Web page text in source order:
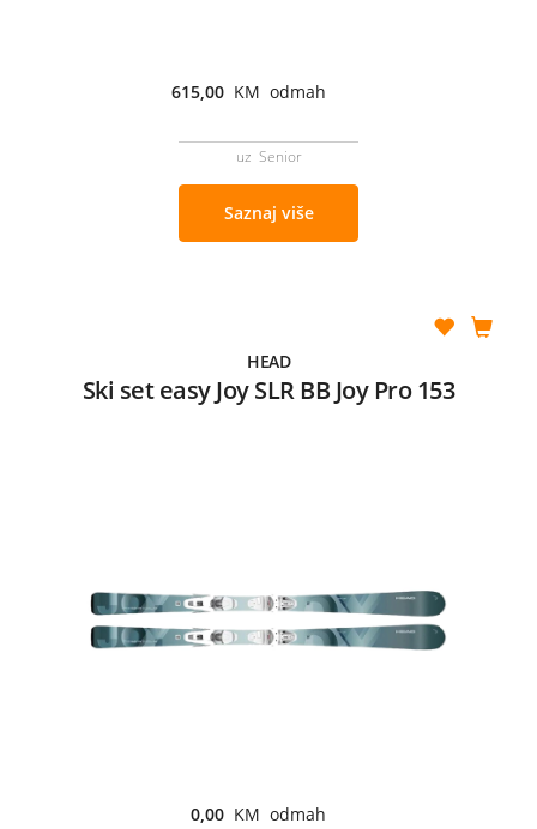
615,00 KM odmah
uz Senior
Saznaj više
HEAD
Ski set easy Joy SLR BB Joy Pro 153
0,00 KM odmah